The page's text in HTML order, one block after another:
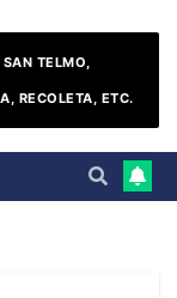
TELMO,
RECOLETA, ETC.